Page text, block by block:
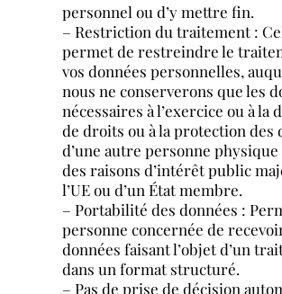
personnel ou d’y mettre fin.
– Restriction du traitement :
permet de restreindre le
vos données personnelles,
nous ne conserverons que les
nécessaires à l’exercice ou à la
de droits ou à la protection des
d’une autre personne
des raisons d’intérêt public
l’UE ou d’un État membre.
– Portabilité des données :
personne concernée de
données faisant l’objet d’un
dans un format structuré.
– Pas de prise de décision